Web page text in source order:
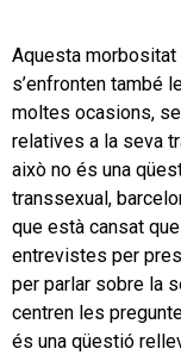
Aquesta morbositat
s’enfronten també
moltes ocasions,
relatives a la seva
això no és una
transsexual,
que està cansat
entrevistes per
per parlar sobre la
centren les
és una qüestió